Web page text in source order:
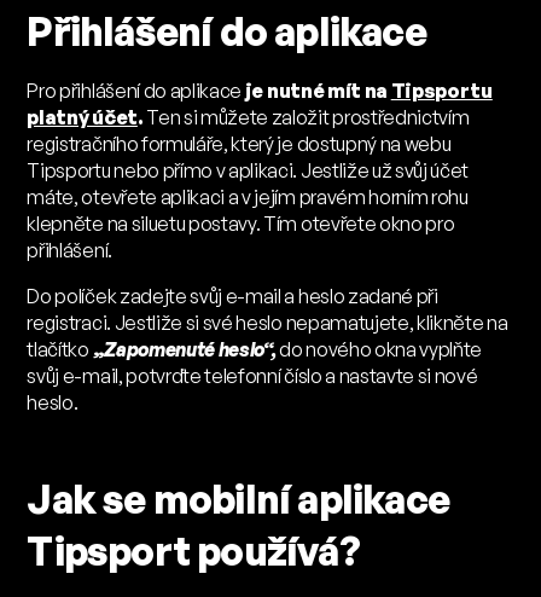
Přihlášení do aplikace
Pro přihlášení do aplikace je nutné mít na Tipsportu
platný účet. Ten si můžete založit prostřednictvím
registračního formuláře, který je dostupný na webu
Tipsportu nebo přímo v aplikaci. Jestliže už svůj účet
máte, otevřete aplikaci a v jejím pravém horním rohu
klepněte na siluetu postavy. Tím otevřete okno pro
přihlášení.
Do políček zadejte svůj e-mail a heslo zadané při
registraci. Jestliže si své heslo nepamatujete, klikněte na
tlačítko „Zapomenuté heslo“,do nového okna vyplňte
svůj e-mail, potvrďte telefonní číslo a nastavte si nové
heslo.
Jak se mobilní aplikace
Tipsport používá?